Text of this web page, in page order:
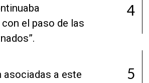
el paso de las
asociadas a este
4
5